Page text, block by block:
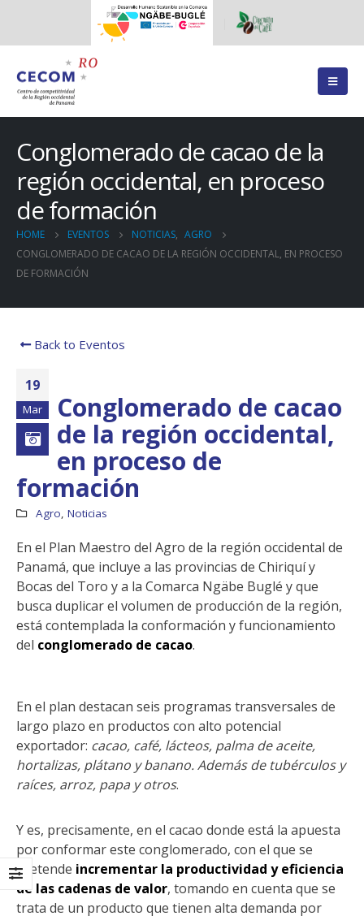
Conglomerado de cacao de la
región occidental, en proceso
de formación
HOME EVENTOS NOTICIAS, AGRO
CONGLOMERADO DE CACAO DE LA REGIÓN OCCIDENTAL, EN PROCESO
DE FORMACIÓN
Back to Eventos
19
Mar
Conglomerado de cacao
de la región occidental,
en proceso de
formación
Agro, Noticias
En el Plan Maestro del Agro de la región occidental de
Panamá, que incluye a las provincias de Chiriquí y
Bocas del Toro y a la Comarca Ngäbe Buglé y que
busca duplicar el volumen de producción de la región,
está contemplada la conformación y funcionamiento
del conglomerado de cacao.
En el plan destacan seis programas transversales de
largo plazo en productos con alto potencial
exportador: cacao, café, lácteos, palma de aceite,
hortalizas, plátano y banano. Además de tubérculos y
raíces, arroz, papa y otros.
Y es, precisamente, en el cacao donde está la apuesta
por conformar este conglomerado, con el que se
pretende incrementar la productividad y eficiencia
de las cadenas de valor, tomando en cuenta que se
trata de un producto que tienen alta demanda por
Boletín Informativo
No.1 – Soluciones
Integrales
13 junio, 2025
integración de
perspectivas
regionales en el Plan
Estratégico de Gobierno 2025-
2029
27 diciembre, 2024
Soluciones Integrales
de Acceso Universal a
la Energía
13 noviembre, 2024
Taller: Estudio y
Diseño de la
CECOMRO se
con el presidente
Raúl Mulino
6 septiembre, 2024
Integral de la
Gobernanza y Derechos
Humanos en la CNB con
Enfoque de Género
31 julio, 2024